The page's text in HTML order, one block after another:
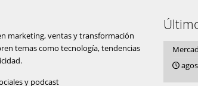
marketing, ventas y transformación
temas como tecnología, tendencias
y podcast